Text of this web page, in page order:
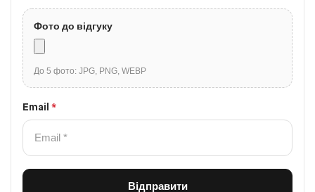
Фото до відгуку
До 5 фото: JPG, PNG, WEBP
Email *